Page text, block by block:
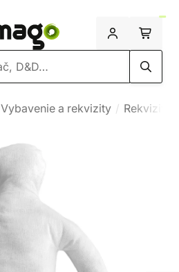
Vybavenie a rekvizity Rekvizity